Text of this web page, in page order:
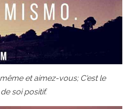
et aimez-vous; C'est le
soi positif.